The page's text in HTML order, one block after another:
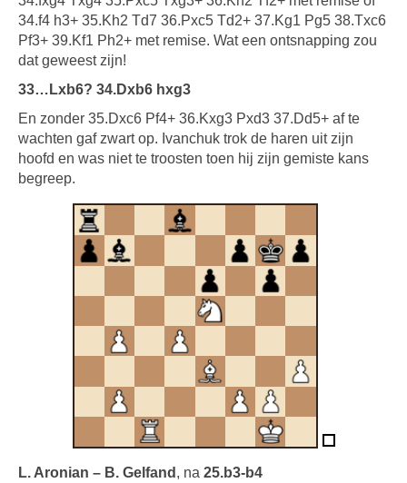
34.f4 h3+ 35.Kh2 Td7 36.Pxc5 Td2+ 37.Kg1 Pg5 38.Txc6
Pf3+ 39.Kf1 Ph2+ met remise. Wat een ontsnapping zou
dat geweest zijn!
33…Lxb6? 34.Dxb6 hxg3
En zonder 35.Dxc6 Pf4+ 36.Kxg3 Pxd3 37.Dd5+ af te
wachten gaf zwart op. Ivanchuk trok de haren uit zijn
hoofd en was niet te troosten toen hij zijn gemiste kans
begreep.
L. Aronian – B. Gelfand , na 25.b3-b4